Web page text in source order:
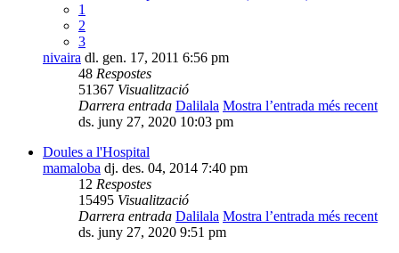
1
2
3
nivaira dl. gen. 17, 2011 6:56 pm
48 Respostes
51367 Visualització
Darrera entrada Dalilala Mostra l’entrada més recent
ds. juny 27, 2020 10:03 pm
Doules a l'Hospital
mamaloba dj. des. 04, 2014 7:40 pm
12 Respostes
15495 Visualització
Darrera entrada Dalilala Mostra l’entrada més recent
ds. juny 27, 2020 9:51 pm